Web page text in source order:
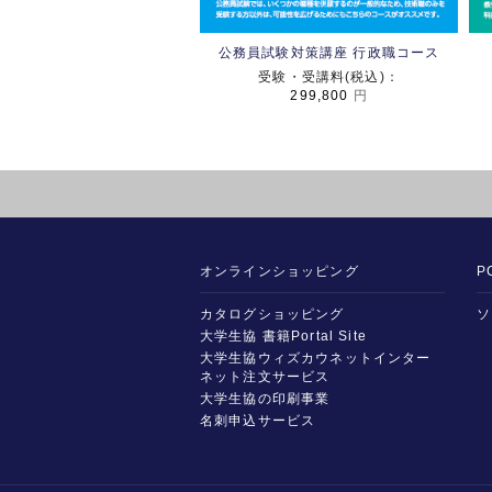
公務員試験対策講座 行政職コース
受験・受講料(税込)：
299,800 円
オンラインショッピング
カタログショッピング
大学生協 書籍Portal Site
大学生協ウィズカウネットインター
ネット注文サービス
大学生協の印刷事業
名刺申込サービス